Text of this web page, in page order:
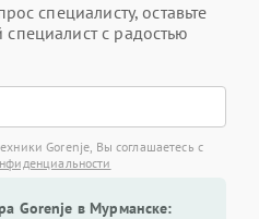
специалисту, оставьте
с радостью
Gorenje, Вы соглашаетесь с
Gorenje в Мурманске: